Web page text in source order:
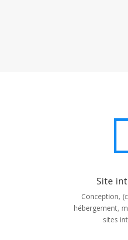
Site
Conception,
hébergement,
sites